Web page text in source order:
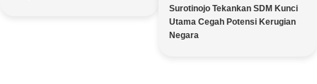
Surotinojo Tekankan SDM Kunci
Utama Cegah Potensi Kerugian
Negara